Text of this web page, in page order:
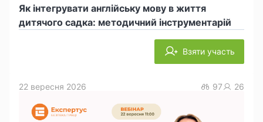
Як інтегрувати англійську мову в життя
дитячого садка: методичний інструментарій
Взяти участь
22 вересня 2026 97 26